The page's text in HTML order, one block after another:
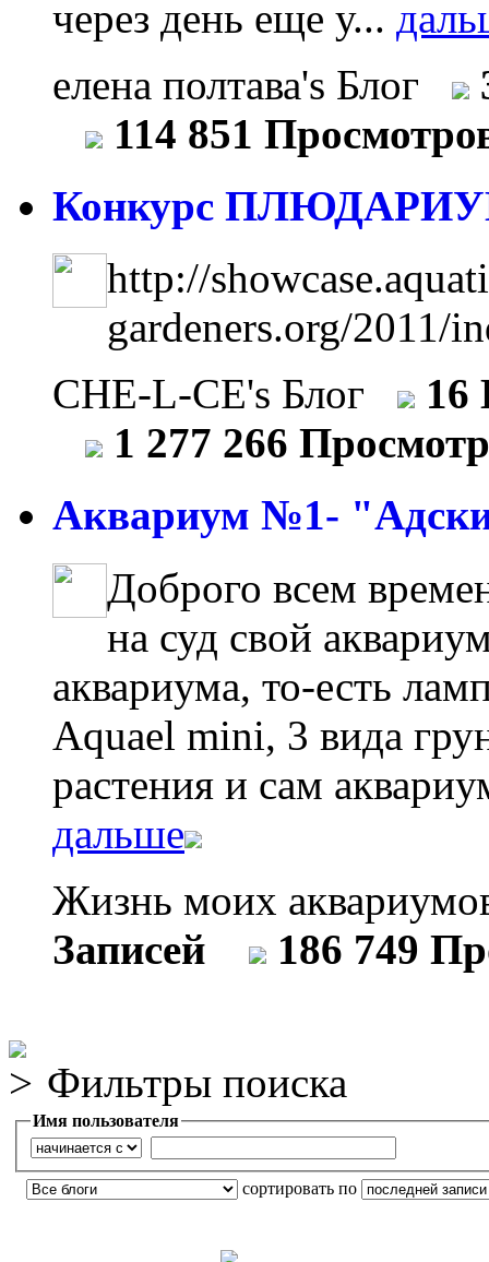
через день еще у...
елена полтава's Блог
114 851
Конкурс
http://
gardeners.org/2011/
CHE-L-CE's Блог
16
1 277 266
Аквариум №1-
Доброго всем
на суд свой
аквариума, то-есть
Aquael mini, 3 вида
растения и сам
дальше
Жизнь моих
Записей
186 749
Фильтры поиска
Имя пользователя
сортировать по